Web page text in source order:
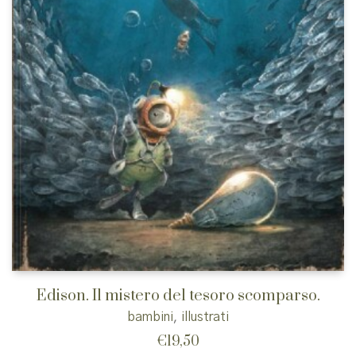
Edison. Il mistero del tesoro scomparso.
bambini, illustrati
€19,50